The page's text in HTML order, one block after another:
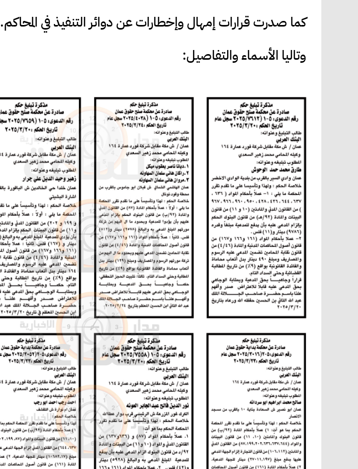
كما صدرت قرارات إمهال وإخطارات عن دوائر التنفيذ في المحاكم.
وتاليا الأسماء والتفاصيل: